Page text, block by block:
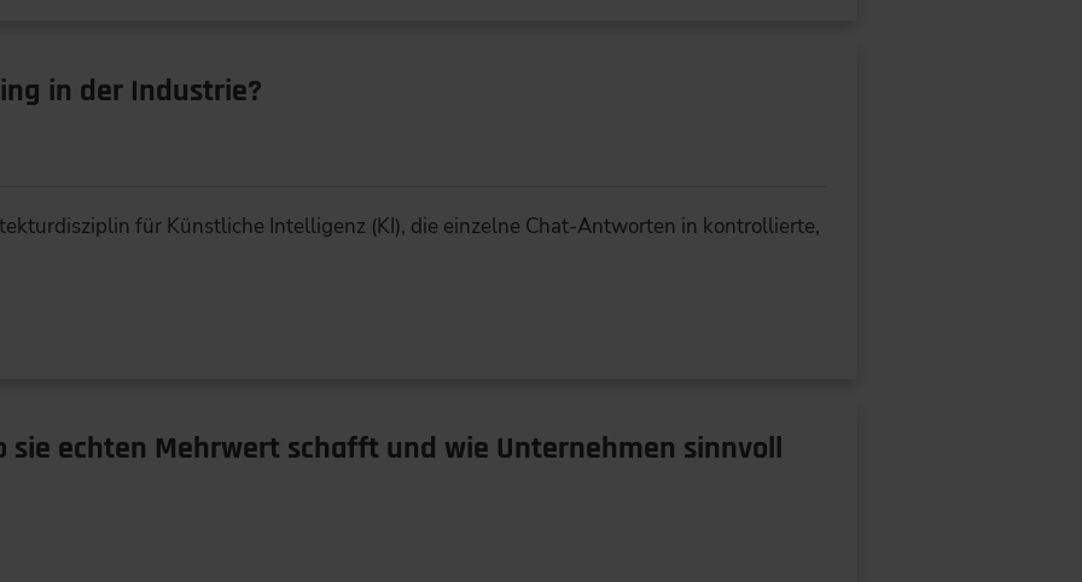
in der Industrie?
für Künstliche Intelligenz (KI), die einzelne Chat-Antworten in kontrollierte,
sie echten Mehrwert schafft und wie Unternehmen sinnvoll